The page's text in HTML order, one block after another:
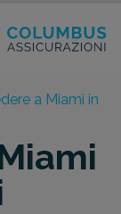
a Miami in